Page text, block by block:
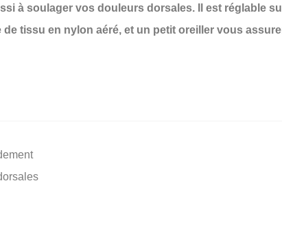
à soulager vos douleurs dorsales. Il est réglable
tissu en nylon aéré, et un petit oreiller vous